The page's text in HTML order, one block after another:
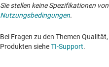
Sie stellen keine Spezifikationen
Nutzungsbedingungen.
Bei Fragen zu den Themen
Produkten sieheTI-Support. ​​​​​​​​​​​​​​